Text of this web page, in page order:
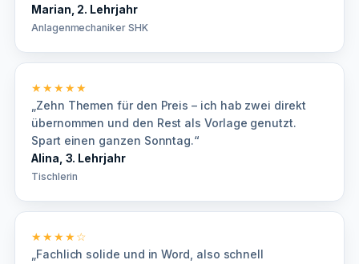
Marian, 2. Lehrjahr
Anlagenmechaniker SHK
★★★★★
„Zehn Themen für den Preis – ich hab zwei direkt
übernommen und den Rest als Vorlage genutzt.
Spart einen ganzen Sonntag.“
Alina, 3. Lehrjahr
Tischlerin
★★★★☆
„Fachlich solide und in Word, also schnell